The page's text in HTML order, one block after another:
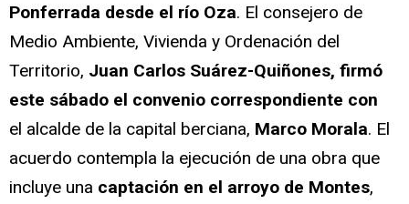
Ponferrada desde el río Oza. El consejero de
Medio Ambiente, Vivienda y Ordenación del
Territorio, Juan Carlos Suárez-Quiñones, firmó
este sábado el convenio correspondiente con
el alcalde de la capital berciana, Marco Morala. El
acuerdo contempla la ejecución de una obra que
incluye una captación en el arroyo de Montes,